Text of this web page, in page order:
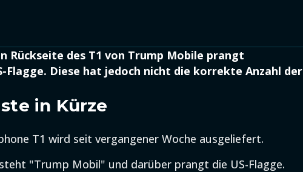
Rückseite des T1 von Trump Mobile prangt
Flagge. Diese hat jedoch nicht die korrekte Anzahl der
in Kürze
T1 wird seit vergangener Woche ausgeliefert.
"Trump Mobil" und darüber prangt die US-Flagge.